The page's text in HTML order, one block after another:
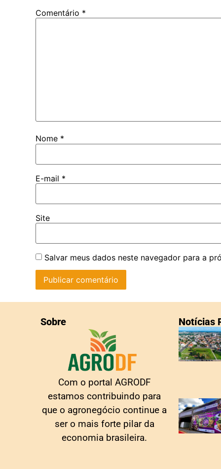
Comentário *
Nome *
E-mail *
Site
Salvar meus dados neste navegador para a
Sobre
Com o portal AGRODF
estamos contribuindo para
que o agronegócio continue a
ser o mais forte pilar da
economia brasileira.
Notícias